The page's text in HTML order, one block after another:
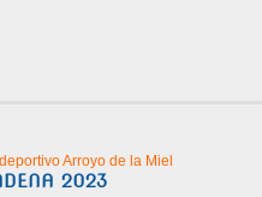
Arroyo de la Miel
2023